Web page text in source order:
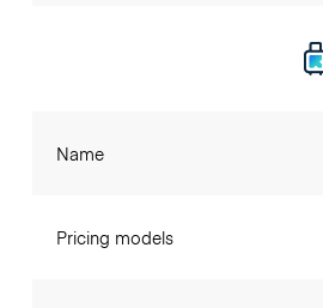
Name
Pricing models